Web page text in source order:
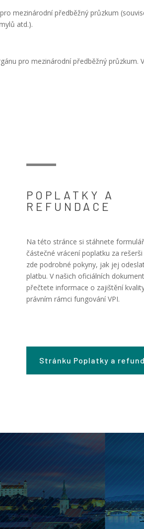
mezinárodní předběžný průzkum
atd.).
pro mezinárodní předběžný průzkum.
POPLATKY A
REFUNDACE
Na této stránce si stáhnete
částečné vrácení poplatku za
zde podrobné pokyny, jak jej
platbu. V našich oficiálních
přečtete informace o zajištění
právním rámci fungování VPI.
Stránku Poplatky a